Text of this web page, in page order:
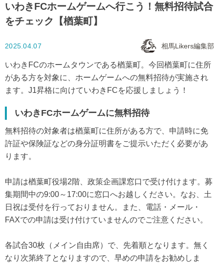
いわきFCホームゲームへ行こう！無料招待試合
をチェック【楢葉町】
2025.04.07 相馬Likers編集部
いわきFCのホームタウンである楢葉町。今回楢葉町に住所
がある方を対象に、ホームゲームへの無料招待が実施され
ます。J1昇格に向けていわきFCを応援しましょう！
いわきFCホームゲームに無料招待
無料招待の対象者は楢葉町に住所がある方で、申請時に免
許証や保険証などの身分証明書をご提示いただく必要があ
ります。
申請は楢葉町役場2階、政策企画課窓口で受け付けます。募
集期間中の9:00～17:00に窓口へお越しください。なお、土
日祝は受付を行っておりません。また、電話・メール・
FAXでの申請は受け付けていませんのでご注意ください。
各試合30枚（メイン自由席）で、先着順となります。無く
なり次第終了となりますので、早めの申請をお勧めしま